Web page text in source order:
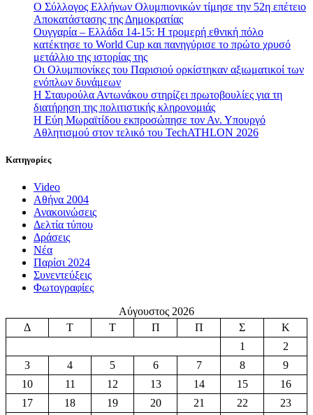
Ο Σύλλογος Ελλήνων Ολυμπιονικών τίμησε την 52η επέτειο
Αποκατάστασης της Δημοκρατίας
Ουγγαρία – Ελλάδα 14-15: Η τρομερή εθνική πόλο
κατέκτησε το World Cup και πανηγύρισε το πρώτο χρυσό
μετάλλιο της ιστορίας της
Οι Ολυμπιονίκες του Παρισιού ορκίστηκαν αξιωματικοί των
ενόπλων δυνάμεων
Η Σταυρούλα Αντωνάκου στηρίζει πρωτοβουλίες για τη
διατήρηση της πολιτιστικής κληρονομιάς
Η Εύη Μωραϊτίδου εκπροσώπησε τον Αν. Υπουργό
Αθλητισμού στον τελικό του TechATHLON 2026
Κατηγορίες
Video
Αθήνα 2004
Ανακοινώσεις
Δελτία τύπου
Δράσεις
Νέα
Παρίσι 2024
Συνεντεύξεις
Φωτογραφίες
Αύγουστος 2026
Δ
Τ Τ Π Π Σ
Κ
1
2
3
4 5 6 7 8
9
10
11 12 13 14 15
16
17
18 19 20 21 22
23